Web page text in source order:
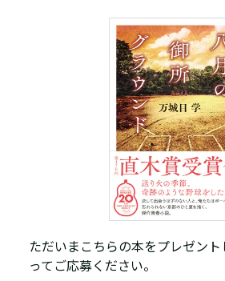
ただいまこちらの本をプレゼント
ってご応募ください。